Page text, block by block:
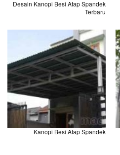
Desain Kanopi Besi Atap Spandek
Terbaru
Kanopi Besi Atap Spandek